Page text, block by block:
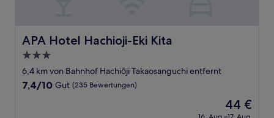
APA Hotel Hachioji-Eki Kita
APA Hotel Hachioji-Eki Kita
3.0-
Sterne-
Unterkunft
6,4 km von Bahnhof Hachiōji Takaosanguchi entfernt
7.4
7,4/10 Gut (235 Bewertungen)
Der
Preis
44 €